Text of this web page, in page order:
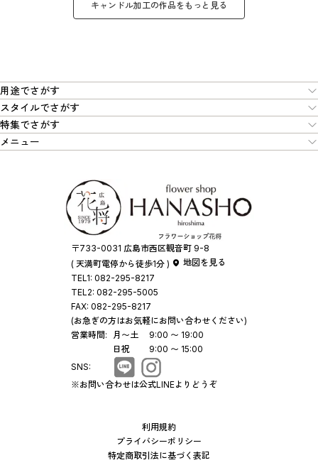
キャンドル加工の作品をもっと見る
用途でさがす
スタイルでさがす
特集でさがす
メニュー
〒733-0031 広島市西区観音町 9-8
( 天満町電停から徒歩1分 )
地図を見る
TEL1: 082-295-8217
TEL2: 082-295-5005
FAX: 082-295-8217
(お急ぎの方はお気軽にお問い合わせください)
営業時間:
月〜土
9:00 〜 19:00
日祝
9:00 〜 15:00
SNS:
※お問い合わせは公式LINEよりどうぞ
利用規約
プライバシーポリシー
特定商取引法に基づく表記